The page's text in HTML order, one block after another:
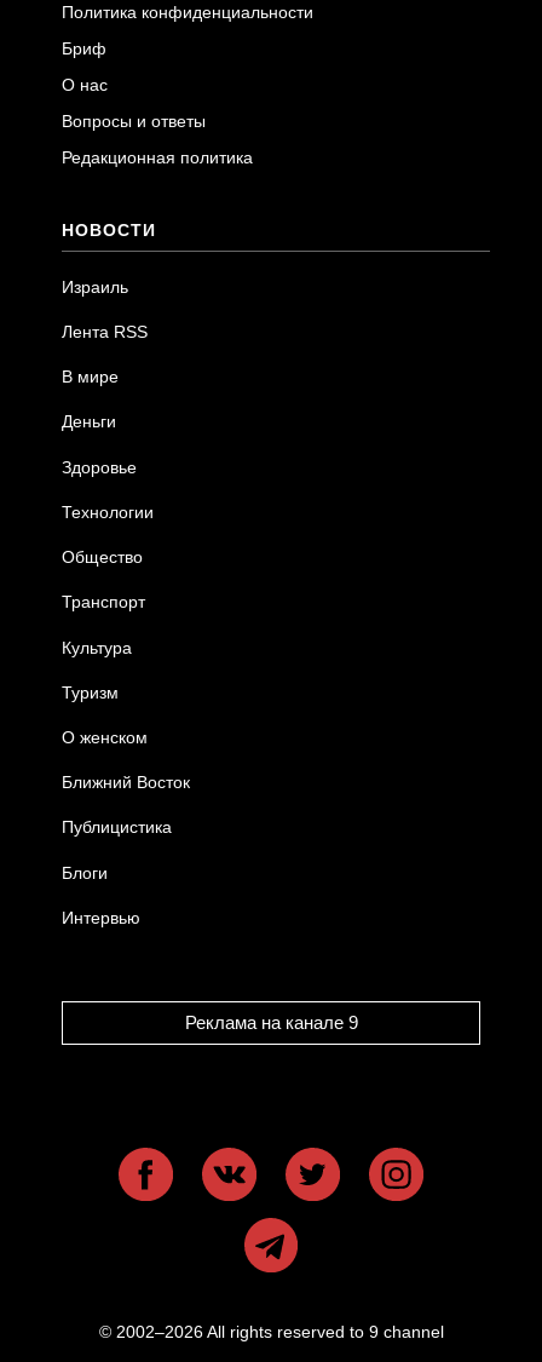
Политика конфиденциальности
Бриф
О нас
Вопросы и ответы
Редакционная политика
НОВОСТИ
Израиль
Лента RSS
В мире
Деньги
Здоровье
Технологии
Общество
Транспорт
Культура
Туризм
О женском
Ближний Восток
Публицистика
Блоги
Интервью
Реклама на канале 9
© 2002–2026 All rights reserved to 9 channel